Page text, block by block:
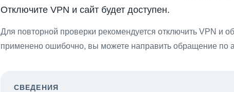
Отключите VPN и сайт будет доступен.
Для повторной проверки рекомендуется отключить VPN и
применено ошибочно, вы можете направить обращение по
СВЕДЕНИЯ